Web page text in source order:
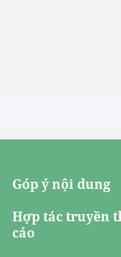
Góp ý nội dung
Hợp tác truyền
cáo